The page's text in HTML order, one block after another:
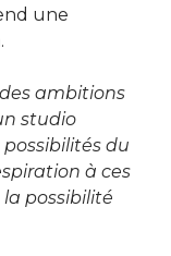
une
ambitions
studio
du
à ces
possibilité